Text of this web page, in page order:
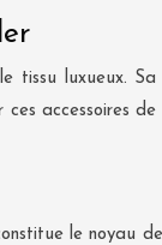
tissu luxueux.
accessoires
le noyau